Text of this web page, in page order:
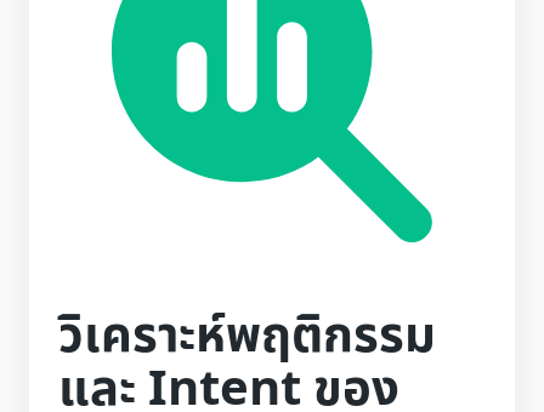
วิเคราะห์พฤติกรรม
และ Intent ของ